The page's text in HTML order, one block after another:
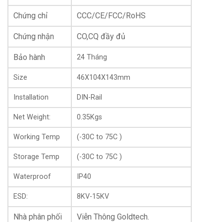
-Tốc độ chuyển mạch của dòng switch công nghiệp tới
từ thương hiệu Scodeno lên đến 1G, tốc độ chuyển tiếp
gói tin 0,744 Mpps . Thiết kế mạch tân tiến với khả năng
tản nhiệt tự làm mát tránh tình trạng bị treo do nhiệt độ
cao, phù hợp sử dụng cho môi trường mạng công
nghiệp điều khiện hoạt động khắc nghiệt.
Chứng chỉ CCC/CE/FCC/RoHS
Chứng nhận CO,CQ đầy đủ
Bảo hành 24 Tháng
Size 46X104X143mm
Installation DIN-Rail
Net Weight: 0.35Kgs
Working Temp (-30C to 75C )
Storage Temp (-30C to 75C )
Waterproof IP40
ESD: 8KV-15KV
Nhà phân phối Viễn Thông Goldtech.